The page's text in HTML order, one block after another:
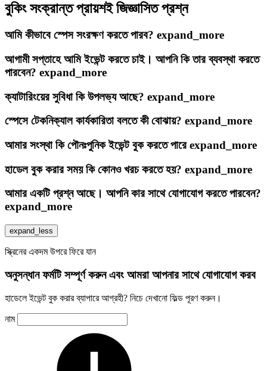
বুকিং সংক্রান্ত প্রায়শই জিজ্ঞাসিত প্রশ্ন
আমি কীভাবে স্পেস সংরক্ষণ করতে পারব? expand_more
আগামী সপ্তাহে আমি ইভেন্ট করতে চাই। আপনি কি তার ব্যবস্থা করতে
পারবেন? expand_more
ক্যাটারিংয়ের সুবিধা কি উপলভ্য আছে? expand_more
স্পেসে টেকনিক্যাল কার্যকারিতা বলতে কী বোঝায়? expand_more
আমার সংস্থা কি পৌনঃপুনিক ইভেন্ট বুক করতে পারেexpand_more
হাডেল বুক করার সময় কি কোনও খরচ করতে হয়? expand_more
আমার একটি প্রশ্ন আছে। আপনি কার সাথে যোগাযোগ করতে পারবেন?
expand_more
expand_less
স্ক্রিনের একদম উপরে ফিরে যান
অনুসন্ধান ফর্মটি সম্পূর্ণ করুন এবং আমরা আপনার সাথে যোগাযোগ করব
হাডেলে ইভেন্ট বুক করার ব্যাপারে আগ্রহী? নিচে দেখানো ফিল্ড পূরণ করুন।
নাম